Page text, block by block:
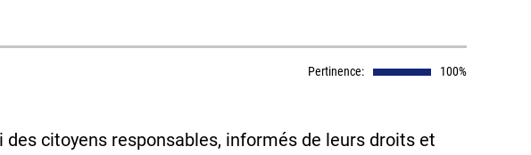
Pertinence: 100%
des citoyens responsables, informés de leurs droits et